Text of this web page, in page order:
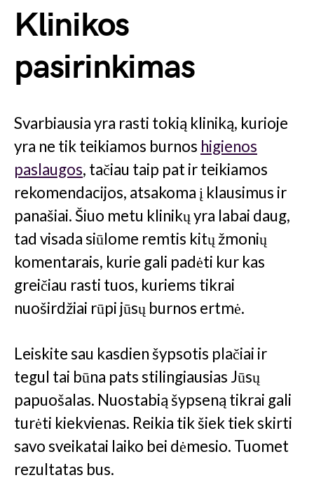
Klinikos
pasirinkimas
Svarbiausia yra rasti tokią kliniką, kurioje
yra ne tik teikiamos burnos higienos
paslaugos, tačiau taip pat ir teikiamos
rekomendacijos, atsakoma į klausimus ir
panašiai. Šiuo metu klinikų yra labai daug,
tad visada siūlome remtis kitų žmonių
komentarais, kurie gali padėti kur kas
greičiau rasti tuos, kuriems tikrai
nuoširdžiai rūpi jūsų burnos ertmė.
Leiskite sau kasdien šypsotis plačiai ir
tegul tai būna pats stilingiausias Jūsų
papuošalas. Nuostabią šypseną tikrai gali
turėti kiekvienas. Reikia tik šiek tiek skirti
savo sveikatai laiko bei dėmesio. Tuomet
rezultatas bus.